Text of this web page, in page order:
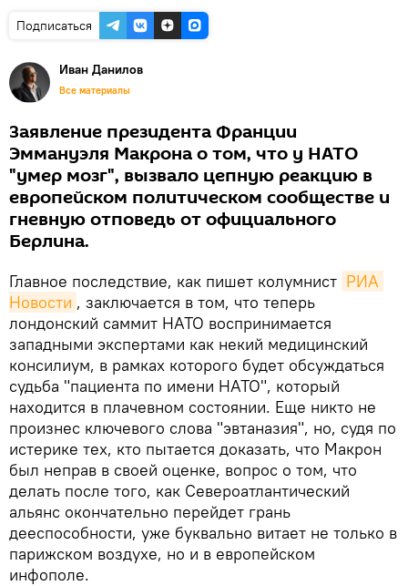
Подписаться
Иван Данилов
Все материалы
Заявление президента Франции
Эммануэля Макрона о том, что у НАТО
"умер мозг", вызвало цепную реакцию в
европейском политическом сообществе и
гневную отповедь от официального
Берлина.
Главное последствие, как пишет колумнист РИА
Новости , заключается в том, что теперь
лондонский саммит НАТО воспринимается
западными экспертами как некий медицинский
консилиум, в рамках которого будет обсуждаться
судьба "пациента по имени НАТО", который
находится в плачевном состоянии. Еще никто не
произнес ключевого слова "эвтаназия", но, судя по
истерике тех, кто пытается доказать, что Макрон
был неправ в своей оценке, вопрос о том, что
делать после того, как Североатлантический
альянс окончательно перейдет грань
дееспособности, уже буквально витает не только в
парижском воздухе, но и в европейском
инфополе.